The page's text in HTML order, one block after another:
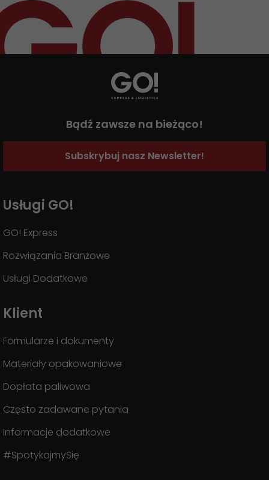
Bądź zawsze na bieżąco!
Subskrybuj nasz Newsletter!
Usługi GO!
GO! Express
Rozwiązania Branżowe
Usługi Dodatkowe
Klient
Formularze i dokumenty
Materiały opakowaniowe
Dopłata paliwowa
Często zadawane pytania
Informacje dodatkowe
#SpotykajmySię